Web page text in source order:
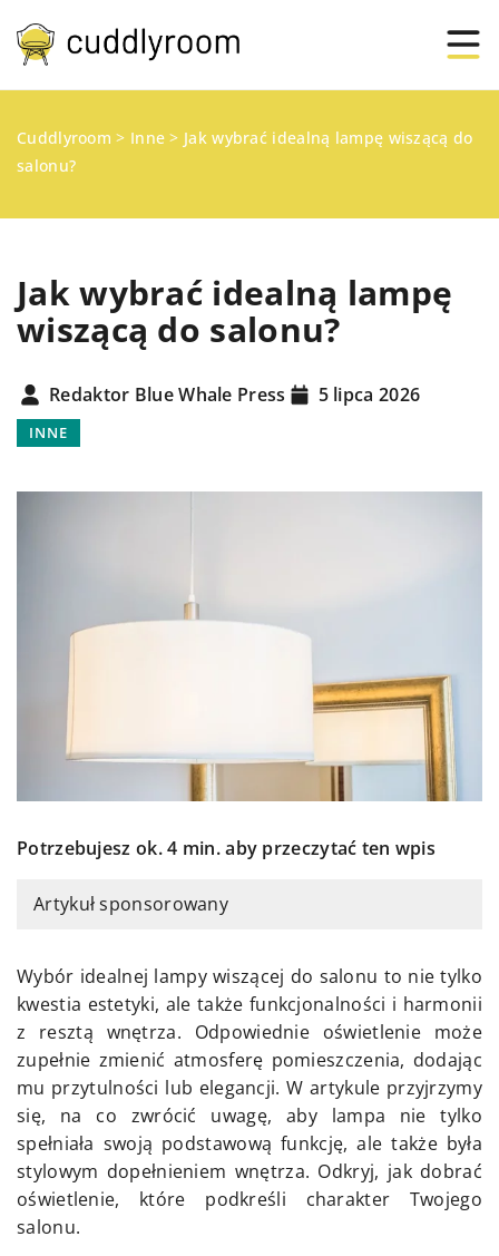
Cuddlyroom > Inne > Jak wybrać idealną lampę wiszącą do
salonu?
Jak wybrać idealną lampę
wiszącą do salonu?
Redaktor Blue Whale Press 5 lipca 2026
INNE
Potrzebujesz ok. 4 min. aby przeczytać ten wpis
Artykuł sponsorowany
Wybór idealnej lampy wiszącej do salonu to nie tylko
kwestia estetyki, ale także funkcjonalności i harmonii
z resztą wnętrza. Odpowiednie oświetlenie może
zupełnie zmienić atmosferę pomieszczenia, dodając
mu przytulności lub elegancji. W artykule przyjrzymy
się, na co zwrócić uwagę, aby lampa nie tylko
spełniała swoją podstawową funkcję, ale także była
stylowym dopełnieniem wnętrza. Odkryj, jak dobrać
oświetlenie, które podkreśli charakter Twojego
salonu.